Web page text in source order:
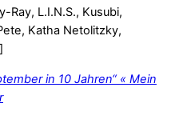
Ray, L.I.N.S., Kusubi,
Katha Netolitzky,
in 10 Jahren“ « Mein